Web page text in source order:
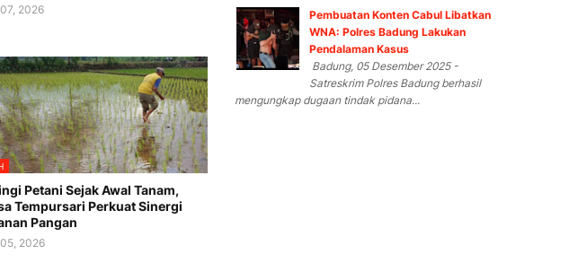
2026
Petani Sejak Awal Tanam,
Tempursari Perkuat Sinergi
Pangan
2026
Pembuatan Konten Cabul Libatkan
WNA: Polres Badung Lakukan
Pendalaman Kasus
Badung, 05 Desember 2025 -
Satreskrim Polres Badung berhasil
mengungkap dugaan tindak pidana...